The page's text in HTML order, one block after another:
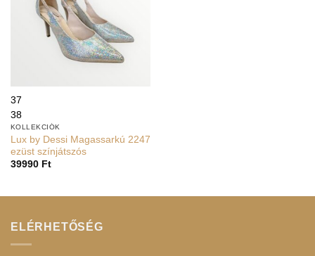
37
38
KOLLEKCIÓK
Lux by Dessi Magassarkú 2247
ezüst színjátszós
39990 Ft
ELÉRHETŐSÉG